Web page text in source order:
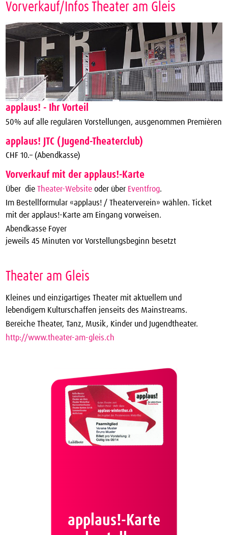
Vorverkauf/Infos Theater am Gleis
applaus! - Ihr Vorteil
50% auf alle regulären Vorstellungen, ausgenommen Premièren
applaus! JTC (Jugend-Theaterclub)
CHF 10.– (Abendkasse)
Vorverkauf mit der applaus!-Karte
Über die Theater-Website oder über Eventfrog.
Im Bestellformular «applaus! / Theaterverein» wählen. Ticket
mit der applaus!-Karte am Eingang vorweisen.
Abendkasse Foyer
jeweils 45 Minuten vor Vorstellungsbeginn besetzt
Theater am Gleis
Kleines und einzigartiges Theater mit aktuellem und
lebendigem Kulturschaffen jenseits des Mainstreams.
Bereiche Theater, Tanz, Musik, Kinder und Jugendtheater.
http://www.theater-am-gleis.ch
applaus!-Karte